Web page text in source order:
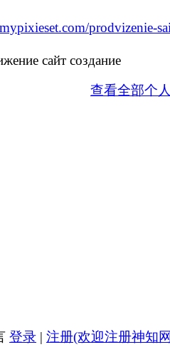
prodvizenie-
сайт создание
查看全部个
登录 | 注册(欢迎注册神知